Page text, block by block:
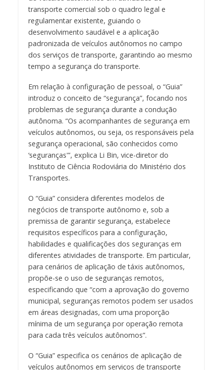
transporte comercial sob o quadro legal e
regulamentar existente, guiando o
desenvolvimento saudável e a aplicação
padronizada de veículos autônomos no campo
dos serviços de transporte, garantindo ao mesmo
tempo a segurança do transporte.
Em relação à configuração de pessoal, o “Guia”
introduz o conceito de “segurança”, focando nos
problemas de segurança durante a condução
autônoma. “Os acompanhantes de segurança em
veículos autônomos, ou seja, os responsáveis pela
segurança operacional, são conhecidos como
‘seguranças'”, explica Li Bin, vice-diretor do
Instituto de Ciência Rodoviária do Ministério dos
Transportes.
O “Guia” considera diferentes modelos de
negócios de transporte autônomo e, sob a
premissa de garantir segurança, estabelece
requisitos específicos para a configuração,
habilidades e qualificações dos seguranças em
diferentes atividades de transporte. Em particular,
para cenários de aplicação de táxis autônomos,
propõe-se o uso de seguranças remotos,
especificando que “com a aprovação do governo
municipal, seguranças remotos podem ser usados
em áreas designadas, com uma proporção
mínima de um segurança por operação remota
para cada três veículos autônomos”.
O “Guia” especifica os cenários de aplicação de
veículos autônomos em serviços de transporte